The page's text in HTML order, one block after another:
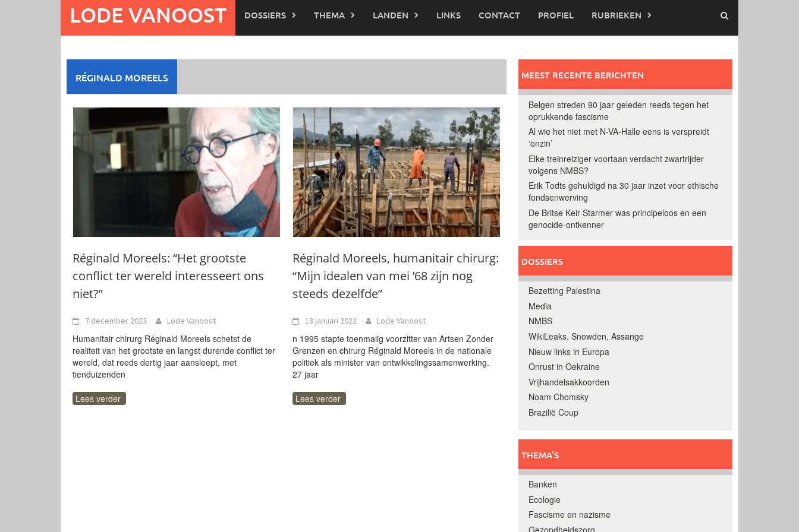
LODE VANOOST DOSSIERS THEMA LANDEN LINKS CONTACT PROFIEL RUBRIEKEN
RÉGINALD MOREELS
Réginald Moreels: “Het grootste
conflict ter wereld interesseert ons
niet?”
7 december 2023 Lode Vanoost
Humanitair chirurg Réginald Moreels schetst de
realiteit van het grootste en langst durende conflict ter
wereld, dat reeds dertig jaar aansleept, met
tienduizenden
Lees verder
Réginald Moreels, humanitair chirurg:
“Mijn idealen van mei ’68 zijn nog
steeds dezelfde”
18 januari 2022 Lode Vanoost
n 1995 stapte toenmalig voorzitter van Artsen Zonder
Grenzen en chirurg Réginald Moreels in de nationale
politiek als minister van ontwikkelingssamenwerking.
27 jaar
Lees verder
MEEST RECENTE BERICHTEN
Belgen streden 90 jaar geleden reeds tegen het
oprukkende fascisme
Al wie het niet met N-VA-Halle eens is verspreidt
‘onzin’
Elke treinreiziger voortaan verdacht zwartrijder
volgens NMBS?
Erik Todts gehuldigd na 30 jaar inzet voor ethische
fondsenwerving
De Britse Keir Starmer was principeloos en een
genocide-ontkenner
DOSSIERS
Bezetting Palestina
Media
NMBS
WikiLeaks, Snowden, Assange
Nieuw links in Europa
Onrust in Oekraine
Vrijhandelsakkoorden
Noam Chomsky
Brazilië Coup
THEMA’S
Banken
Ecologie
Fascisme en nazisme
Gezondheidszorg